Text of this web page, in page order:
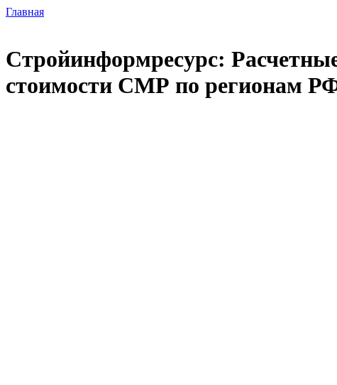
Главная
Стройинформресурс:
стоимости СМР по регионам